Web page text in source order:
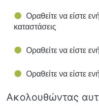
Οραθείτε να είστε
καταστάσεις
Οραθείτε να είστε
Οραθείτε να είστε
Ακολουθώντας